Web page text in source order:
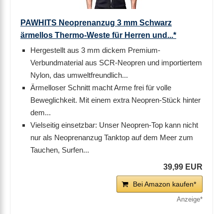
PAWHITS Neoprenanzug 3 mm Schwarz
ärmellos Thermo-Weste für Herren und...*
Hergestellt aus 3 mm dickem Premium-
Verbundmaterial aus SCR-Neopren und importiertem
Nylon, das umweltfreundlich...
Ärmelloser Schnitt macht Arme frei für volle
Beweglichkeit. Mit einem extra Neopren-Stück hinter
dem...
Vielseitig einsetzbar: Unser Neopren-Top kann nicht
nur als Neoprenanzug Tanktop auf dem Meer zum
Tauchen, Surfen...
39,99 EUR
Bei Amazon kaufen*